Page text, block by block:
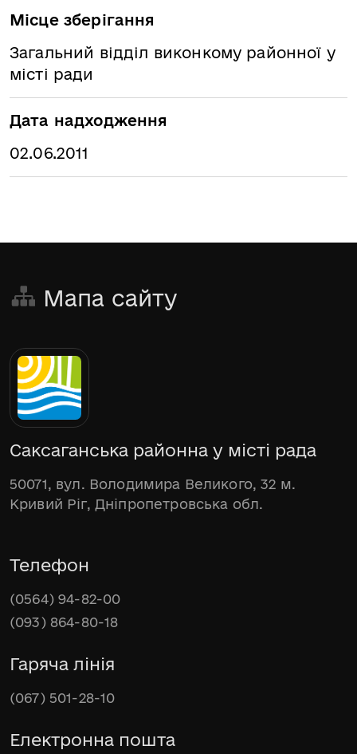
Місце зберігання
Загальний відділ виконкому районної у
місті ради
Дата надходження
02.06.2011
Мапа сайту
Саксаганська районна у місті рада
50071, вул. Володимира Великого, 32 м.
Кривий Ріг, Дніпропетровська обл.
Телефон
(0564) 94-82-00
(093) 864-80-18
Гаряча лінія
(067) 501-28-10
Електронна пошта